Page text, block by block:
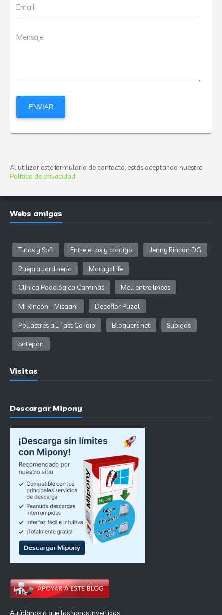
Email
Mensaje
Al utilizar este formulario de contacto, estás aceptando nuestra
Política de privacidad
Webs amigas
Tutos y Soft Entre ellos y contigo Jenny Rincon DG
Ruepra Jardinería MarayaLife
Clínica Podológica Caminàs Meli entre lineas
Mi Rincón - Misaani Decoflor Puzol
Pollastres a L´ast Ca Iaio Bloguers.net Subigas
Sotepan
Visitas
Descargar Mipony
Ayúdanos a que las horas invertidas